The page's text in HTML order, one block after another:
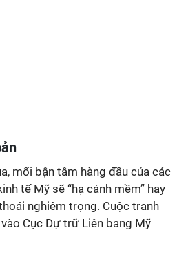
mối bận tâm hàng đầu của các
tế Mỹ sẽ “hạ cánh mềm” hay
nghiêm trọng. Cuộc tranh
Cục Dự trữ Liên bang Mỹ